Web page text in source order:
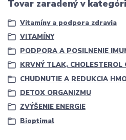
Tovar zaradený v
Vitamíny a podpora zdravia
VITAMÍNY
PODPORA A POSILNENIE
KRVNÝ TLAK, CHOLESTEROL
CHUDNUTIE A REDUKCIA
DETOX ORGANIZMU
ZVÝŠENIE ENERGIE
Bioptimal